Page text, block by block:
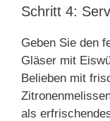
Schritt 4:
Geben Sie den
Gläser mit
Belieben mit
als